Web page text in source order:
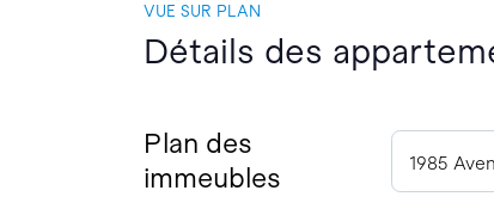
VUE SUR PLAN
Détails des
Plan des
immeubles
1985